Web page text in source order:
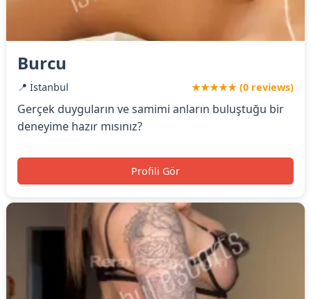
Burcu
📍 İstanbul ★★★★★ (0 reviews)
Gerçek duyguların ve samimi anların buluştuğu bir
deneyime hazır mısınız?
Profili Gör